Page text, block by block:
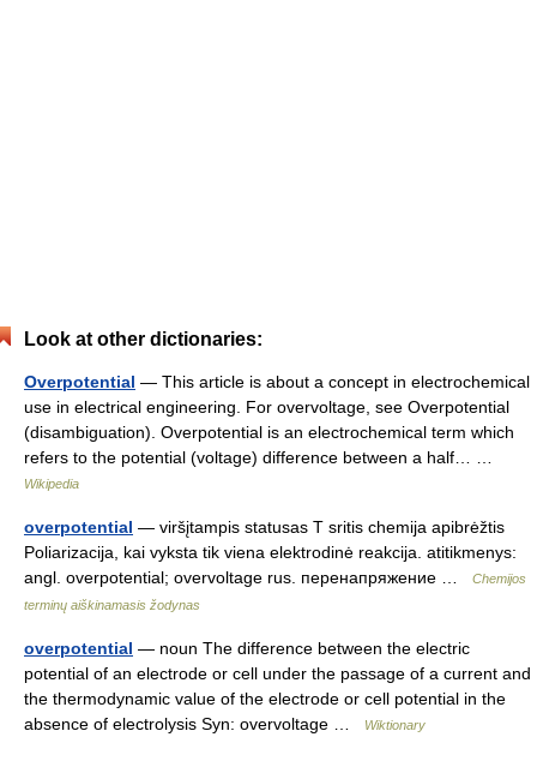
Look at other dictionaries:
Overpotential — This article is about a concept in electrochemical
use in electrical engineering. For overvoltage, see Overpotential
(disambiguation). Overpotential is an electrochemical term which
refers to the potential (voltage) difference between a half… …
Wikipedia
overpotential — viršįtampis statusas T sritis chemija apibrėžtis
Poliarizacija, kai vyksta tik viena elektrodinė reakcija. atitikmenys:
angl. overpotential; overvoltage rus. перенапряжение …
Chemijos
terminų aiškinamasis žodynas
overpotential — noun The difference between the electric
potential of an electrode or cell under the passage of a current and
the thermodynamic value of the electrode or cell potential in the
absence of electrolysis Syn: overvoltage …
Wiktionary